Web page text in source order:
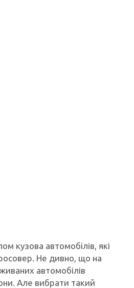
кузова автомобілів, які
Не дивно, що на
автомобілів
Але вибрати такий